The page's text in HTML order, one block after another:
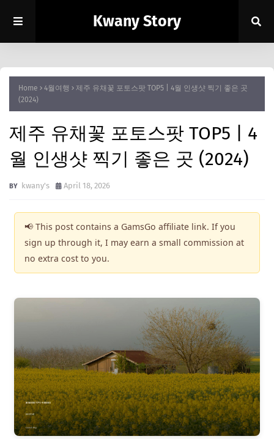
Kwany Story
Home 4월여행
제주 유채꽃 포토스팟 TOP5 | 4월 인생샷 찍기 좋은 곳
(2024)
제주 유채꽃 포토스팟 TOP5 | 4
월 인생샷 찍기 좋은 곳 (2024)
kwany's April 18, 2026
📢 This post contains a GamsGo affiliate link. If you
sign up through it, I may earn a small commission at
no extra cost to you.